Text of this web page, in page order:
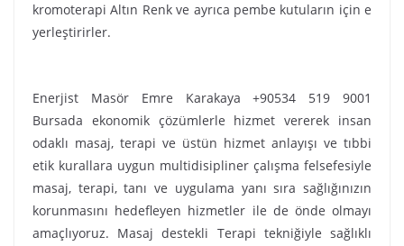
kromoterapi Altın Renk ve ayrıca pembe kutuların için e
yerleştirirler.
Enerjist Masör Emre Karakaya +90534 519 9001
Bursada ekonomik çözümlerle hizmet vererek insan
odaklı masaj, terapi ve üstün hizmet anlayışı ve tıbbi
etik kurallara uygun multidisipliner çalışma felsefesiyle
masaj, terapi, tanı ve uygulama yanı sıra sağlığınızın
korunmasını hedefleyen hizmetler ile de önde olmayı
amaçlıyoruz. Masaj destekli Terapi tekniğiyle sağlıklı